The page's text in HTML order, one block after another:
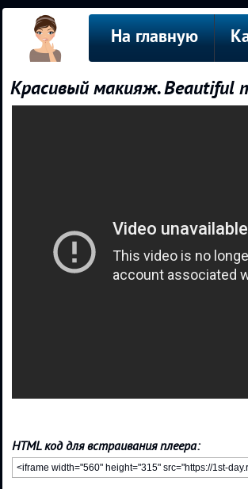
На главную
Красивый макияж. Beautiful
HTML код для встраивания плеера: